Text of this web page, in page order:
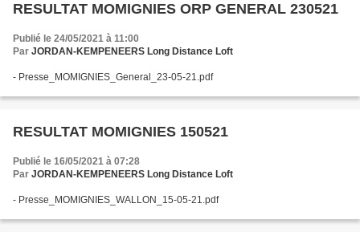
RESULTAT MOMIGNIES ORP GENERAL 230521
Publié le 24/05/2021 à 11:00
Par JORDAN-KEMPENEERS Long Distance Loft
- Presse_MOMIGNIES_General_23-05-21.pdf
RESULTAT MOMIGNIES 150521
Publié le 16/05/2021 à 07:28
Par JORDAN-KEMPENEERS Long Distance Loft
- Presse_MOMIGNIES_WALLON_15-05-21.pdf